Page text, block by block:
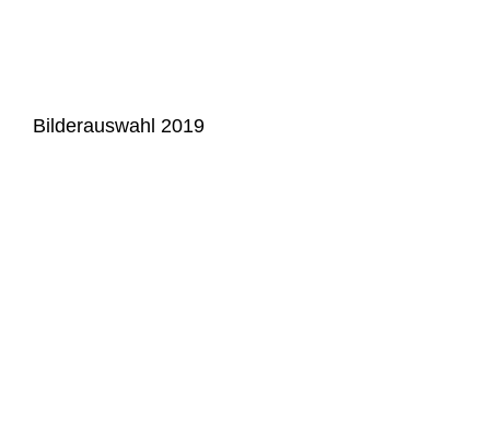
Bilderauswahl 2019